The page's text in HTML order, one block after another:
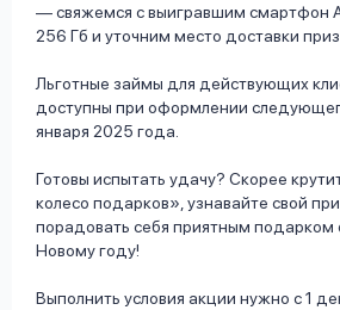
— свяжемся с выигравшим смартфон
256 Гб и уточним место доставки
Льготные займы для действующих
доступны при оформлении
января 2025 года.
Готовы испытать удачу? Скорее
колесо подарков», узнавайте свой
порадовать себя приятным
Новому году!
Выполнить условия акции нужно с 1